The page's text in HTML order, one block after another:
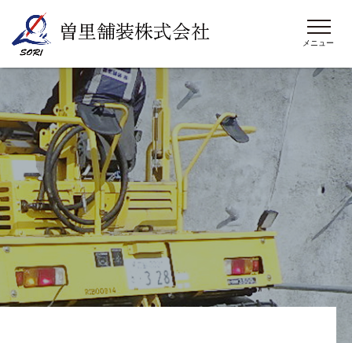
曽里舗装株式会社